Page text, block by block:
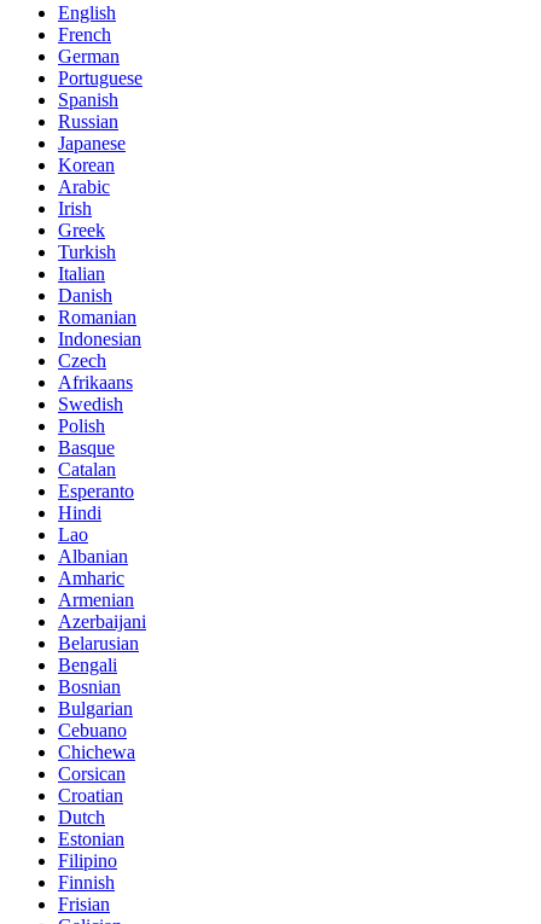
English
French
German
Portuguese
Spanish
Russian
Japanese
Korean
Arabic
Irish
Greek
Turkish
Italian
Danish
Romanian
Indonesian
Czech
Afrikaans
Swedish
Polish
Basque
Catalan
Esperanto
Hindi
Lao
Albanian
Amharic
Armenian
Azerbaijani
Belarusian
Bengali
Bosnian
Bulgarian
Cebuano
Chichewa
Corsican
Croatian
Dutch
Estonian
Filipino
Finnish
Frisian